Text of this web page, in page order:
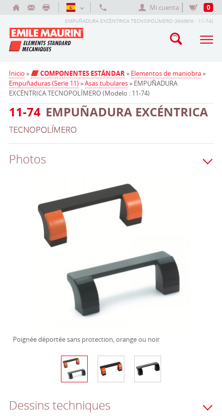
Mi cuenta 0
EMPUÑADURA EXCÉNTRICA TECNOPOLÍMERO (Modelo : 11-74)
Inicio » COMPONENTES ESTÁNDAR» Elementos de maniobra»
Empuñaduras (Serie 11)»Asas tubulares» EMPUÑADURA
EXCÉNTRICA TECNOPOLÍMERO (Modelo : 11-74)
11-74 EMPUÑADURA EXCÉNTRICA
TECNOPOLÍMERO
Photos
Poignée déportée sans protection, orange ou noir
Dessins techniques